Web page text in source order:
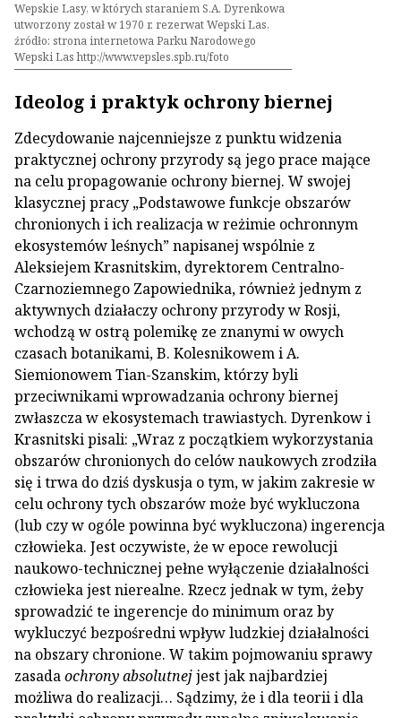
Wepskie Lasy, w których staraniem S.A. Dyrenkowa
utworzony został w 1970 r. rezerwat Wepski Las,
źródło: strona internetowa Parku Narodowego
Wepski Las http://www.vepsles.spb.ru/foto
Ideolog i praktyk ochrony biernej
Zdecydowanie najcenniejsze z punktu widzenia
praktycznej ochrony przyrody są jego prace mające
na celu propagowanie ochrony biernej. W swojej
klasycznej pracy „Podstawowe funkcje obszarów
chronionych i ich realizacja w reżimie ochronnym
ekosystemów leśnych” napisanej wspólnie z
Aleksiejem Krasnitskim, dyrektorem Centralno-
Czarnoziemnego Zapowiednika, również jednym z
aktywnych działaczy ochrony przyrody w Rosji,
wchodzą w ostrą polemikę ze znanymi w owych
czasach botanikami, B. Kolesnikowem i A.
Siemionowem Tian-Szanskim, którzy byli
przeciwnikami wprowadzania ochrony biernej
zwłaszcza w ekosystemach trawiastych. Dyrenkow i
Krasnitski pisali: „Wraz z początkiem wykorzystania
obszarów chronionych do celów naukowych zrodziła
się i trwa do dziś dyskusja o tym, w jakim zakresie w
celu ochrony tych obszarów może być wykluczona
(lub czy w ogóle powinna być wykluczona) ingerencja
człowieka. Jest oczywiste, że w epoce rewolucji
naukowo-technicznej pełne wyłączenie działalności
człowieka jest nierealne. Rzecz jednak w tym, żeby
sprowadzić te ingerencje do minimum oraz by
wykluczyć bezpośredni wpływ ludzkiej działalności
na obszary chronione. W takim pojmowaniu sprawy
zasadaochrony absolutnejjest jak najbardziej
możliwa do realizacji… Sądzimy, że i dla teorii i dla